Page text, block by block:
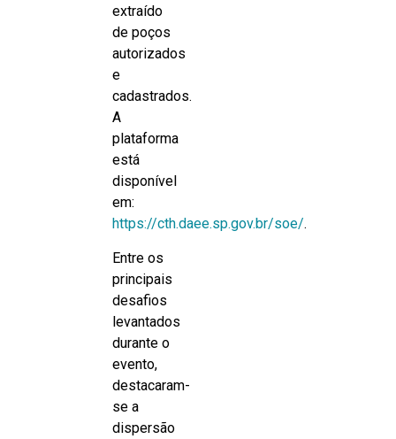
extraído
de poços
autorizados
e
cadastrados.
A
plataforma
está
disponível
em:
https://cth.daee.sp.gov.br/soe/.
Entre os
principais
desafios
levantados
durante o
evento,
destacaram-
se a
dispersão